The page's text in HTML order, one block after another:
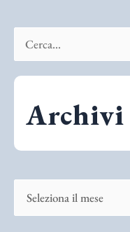
e
r
Archivi
r